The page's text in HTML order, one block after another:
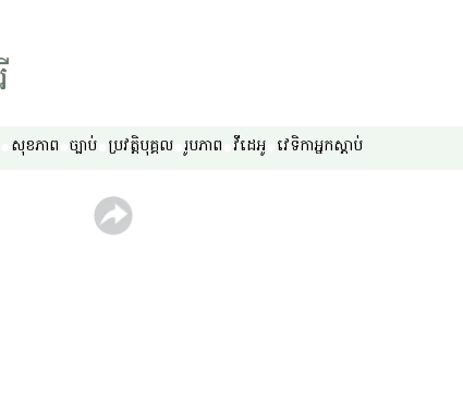
សុខភាព ច្បាប់ ប្រវត្តិបុគ្គល រូបភាព វីដេអូ វេទិកា​អ្នក​ស្ដាប់